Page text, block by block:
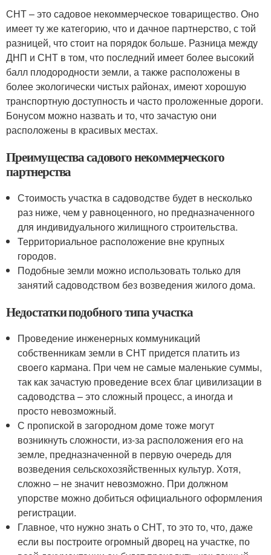
СНТ – это садовое некоммерческое товарищество. Оно
имеет ту же категорию, что и дачное партнерство, с той
разницей, что стоит на порядок больше. Разница между
ДНП и СНТ в том, что последний имеет более высокий
балл плодородности земли, а также расположены в
более экологически чистых районах, имеют хорошую
транспортную доступность и часто проложенные дороги.
Бонусом можно назвать и то, что зачастую они
расположены в красивых местах.
Преимущества садового некоммерческого
партнерства
Стоимость участка в садоводстве будет в несколько
раз ниже, чем у равноценного, но предназначенного
для индивидуального жилищного строительства.
Территориальное расположение вне крупных
городов.
Подобные земли можно использовать только для
занятий садоводством без возведения жилого дома.
Недостатки подобного типа участка
Проведение инженерных коммуникаций
собственникам земли в СНТ придется платить из
своего кармана. При чем не самые маленькие суммы,
так как зачастую проведение всех благ цивилизации в
садоводства – это сложный процесс, а иногда и
просто невозможный.
С пропиской в загородном доме тоже могут
возникнуть сложности, из-за расположения его на
земле, предназначенной в первую очередь для
возведения сельскохозяйственных культур. Хотя,
сложно – не значит невозможно. При должном
упорстве можно добиться официального оформления
регистрации.
Главное, что нужно знать о СНТ, то это то, что, даже
если вы построите огромный дворец на участке, по